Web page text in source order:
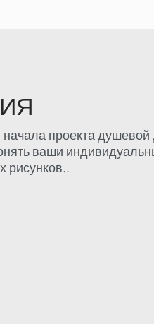
проекта
ваши
рисунков..